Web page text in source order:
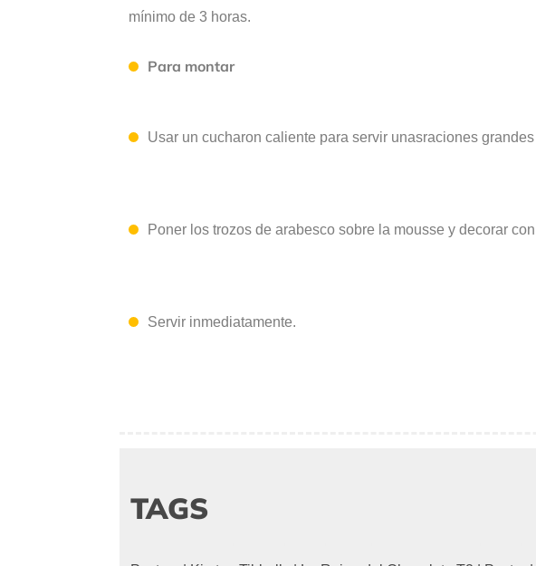
mínimo de 3 horas.
Para montar
Usar un cucharon caliente para servir unasraciones grandes
Poner los trozos de arabesco sobre la mousse y decorar
Servir inmediatamente.
TAGS